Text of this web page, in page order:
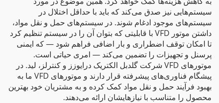
سیستم‌هایی نیز صدق می‌کند که باید با حداقل اختلال در
سیستم‌های موجود ادغام شوند. در سیستم‌های حمل و نقل مواد،
داشتن موتور VFD با قابلیتی که بتوان آن را در سیستم تنظیم کرد
تا امکان توقف اضطراری و بار اضافی فراهم شود — که ایمنی
پرسنل و تجهیزات را تضمین می‌کند — امری حیاتی است.
موتورهای VFD شرکت گلدبل الکتریک درایوزز و کنترلز، لید. در
پیشگام فناوری‌های پیشرفته قرار دارند و موتورهای VFD ما به
بهبود فرآیند حمل و نقل مواد کمک کرده و به مشتریان خود بهترین
محصول را متناسب با نیازهایشان ارائه می‌دهند.